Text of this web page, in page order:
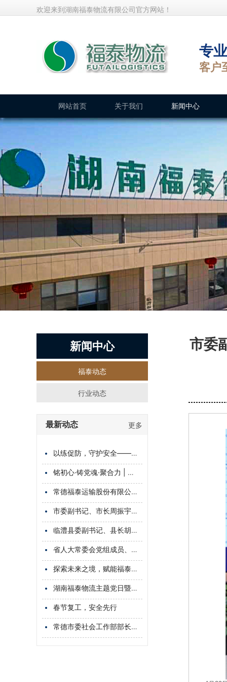
欢迎来到湖南福泰物流有限公司官方网站！
专
客户
网站首页 关于我们 新闻中心
新闻中心
福泰动态
行业动态
最新动态 更多
以练促防，守护安全——福泰物流消防培训纪实
铭初心·铸党魂·聚合力 | 湖南福泰物流有限公司党支部开展庆祝建党104周年主题党日活动
常德福泰运输股份有限公司、临澧金泰运输有限公司2025年度危险品运输联合应急救援演练成功举行
市委副书记、市长周振宇调研湖南福泰物流有限公司，鼓励民营企业坚定信心，提升核心竞争力，实现更大发展
临澧县委副书记、县长胡彬彬到福泰物流专题调研现代物流产业发展
省人大常委会党组成员、副主任、省总工会主席周农视察调研湖南福泰物流“司机之家”
探索未来之境，赋能福泰物流高质量发展
湖南福泰物流主题党日暨“三八”妇女节活动：创先争优当先锋，共赏樱花展芳华
春节复工，安全先行
常德市委社会工作部部长吴拥华到湖南福泰物流有限公司调研“两企三新”党建工作
市委